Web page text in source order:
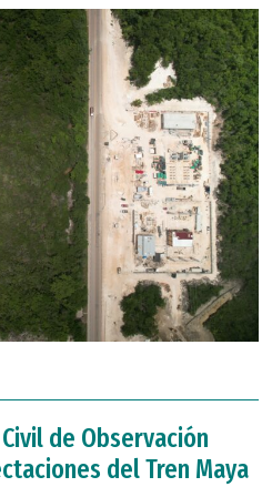
de Observación
del Tren Maya